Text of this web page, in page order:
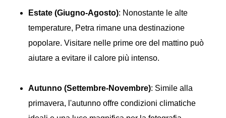
Estate (Giugno-Agosto): Nonostante le alte
temperature, Petra rimane una destinazione
popolare. Visitare nelle prime ore del mattino può
aiutare a evitare il calore più intenso.
Autunno (Settembre-Novembre): Simile alla
primavera, l'autunno offre condizioni climatiche